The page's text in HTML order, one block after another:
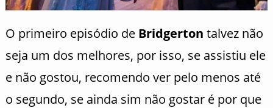
O primeiro episódio de Bridgerton talvez não
seja um dos melhores, por isso, se assistiu ele
e não gostou, recomendo ver pelo menos até
o segundo, se ainda sim não gostar é por que